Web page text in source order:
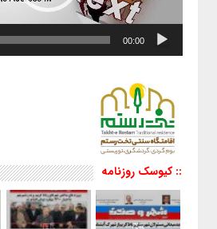
00:00
:: کیوسک روزنامه